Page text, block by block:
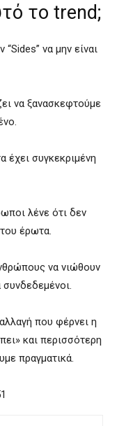
το trend;
να μην είναι
να ξανασκεφτούμε
έχει συγκεκριμένη
λένε ότι δεν
έρωτα.
να νιώθουν
συνδεδεμένοι.
που φέρνει η
και περισσότερη
πραγματικά.